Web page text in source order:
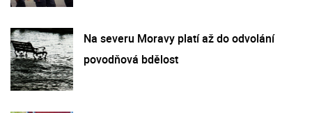
Na severu Moravy platí až do odvolání
povodňová bdělost